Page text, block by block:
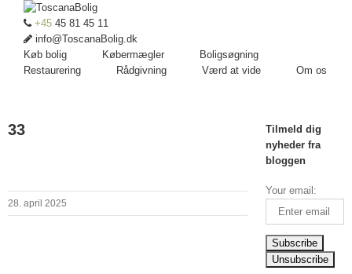
+45 45 81 45 11
info@ToscanaBolig.dk
Køb bolig
Købermægler
Boligsøgning
Restaurering
Rådgivning Værd at vide Om os
33
28. april 2025
Tilmeld dig
nyheder fra
bloggen
Your email: